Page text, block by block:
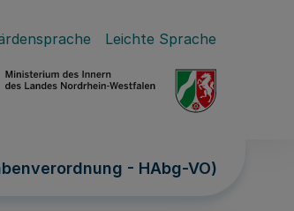
Leichte Sprache
- HAbg-VO)